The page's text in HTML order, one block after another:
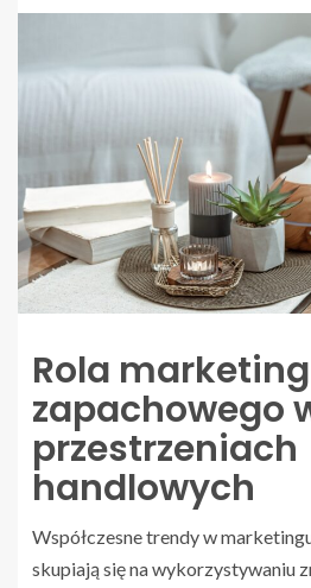
Rola
zapachowego
przestrzeniach
handlowych
Współczesne trendy w
skupiają się na wykorzystywaniu